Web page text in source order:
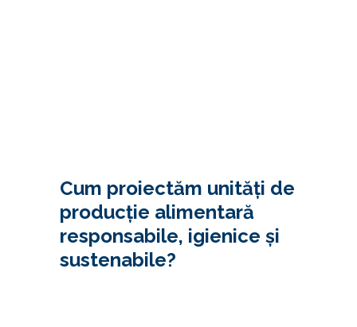
Cum proiectăm unități de
producție alimentară
responsabile, igienice și
sustenabile?